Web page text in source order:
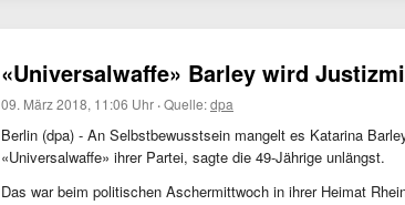
«Universalwaffe» Barley wird
09. März 2018, 11:06 Uhr ·Quelle:dpa
Berlin (dpa) - An Selbstbewusstsein mangelt es Katarina
«Universalwaffe» ihrer Partei, sagte die 49-Jährige unlängst.
Das war beim politischen Aschermittwoch in ihrer Heimat